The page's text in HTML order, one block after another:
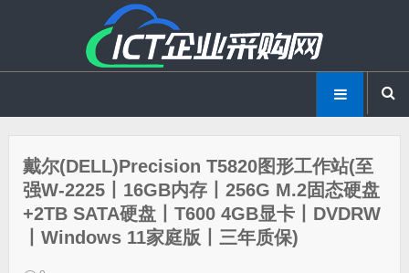
戴尔(DELL)Precision T5820图形工作站(至
强W-2225丨16GB内存丨256G M.2固态硬盘
+2TB SATA硬盘丨T600 4GB显卡丨DVDRW
丨Windows 11家庭版丨三年质保)